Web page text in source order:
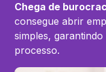
Chega de
consegue abrir
simples,
processo.